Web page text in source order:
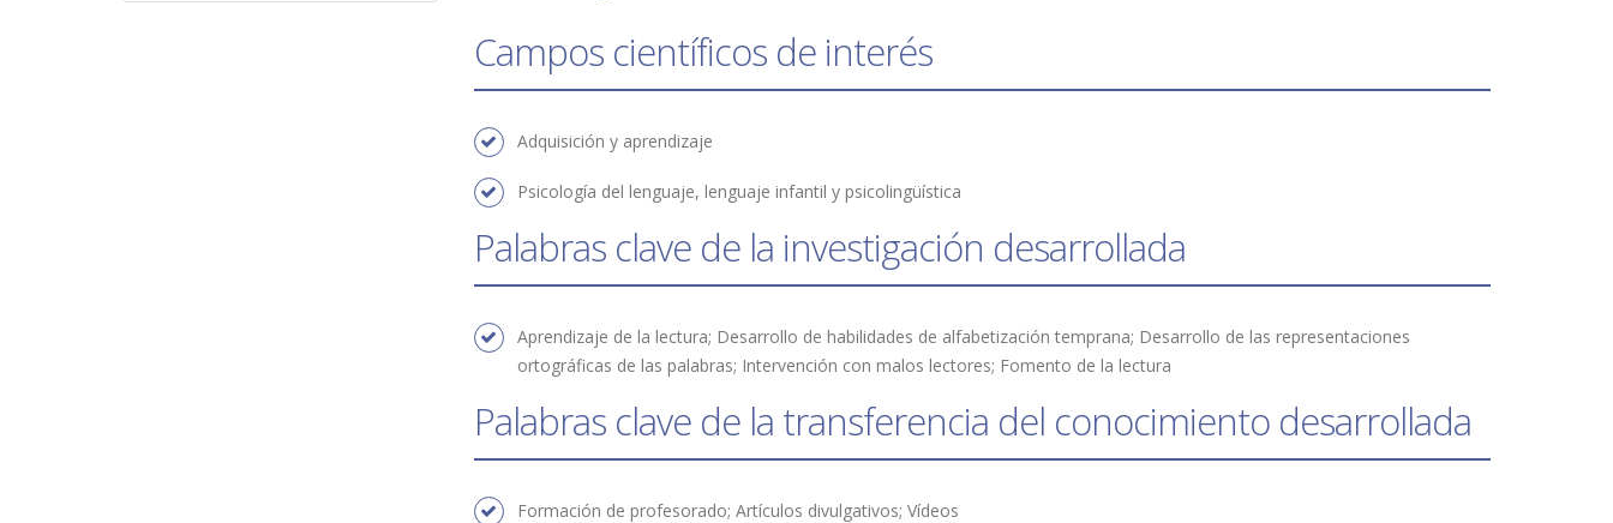
Campos científicos de interés
Adquisición y aprendizaje
Psicología del lenguaje, lenguaje infantil y psicolingüística
Palabras clave de la investigación desarrollada
Aprendizaje de la lectura; Desarrollo de habilidades de alfabetización temprana; Desarrollo de las representaciones
ortográficas de las palabras; Intervención con malos lectores; Fomento de la lectura
Palabras clave de la transferencia del conocimiento desarrollada
Formación de profesorado; Artículos divulgativos; Vídeos